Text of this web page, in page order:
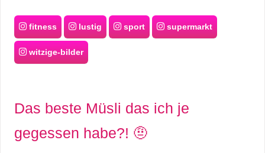
fitness lustig sport supermarkt
witzige-bilder
Das beste Müsli das ich je
gegessen habe?! 🤨